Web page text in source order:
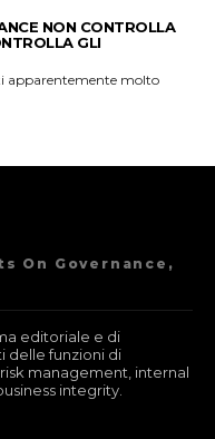
NON CONTROLLA
GLI
apparentemente molto
On Governance,
editoriale e di
delle funzioni di
management, internal
integrity.